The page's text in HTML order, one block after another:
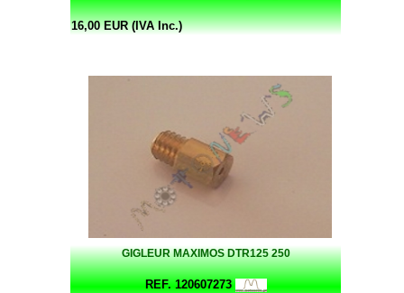
16,00 EUR (IVA Inc.)
GIGLEUR MAXIMOS DTR125 250
REF. 120607273